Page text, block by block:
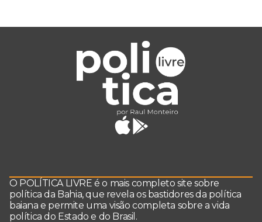
O POLÍTICA LIVRE é o mais completo site sobre
política da Bahia, que revela os bastidores da política
baiana e permite uma visão completa sobre a vida
política do Estado e do Brasil.